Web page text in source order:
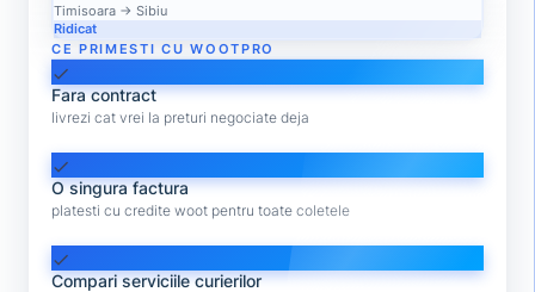
Timisoara → Sibiu
Ridicat
CE PRIMESTI CU WOOTPRO
check
Fara contract
livrezi cat vrei la preturi negociate deja
check
O singura factura
platesti cu credite woot pentru toate coletele
check
Compari serviciile curierilor